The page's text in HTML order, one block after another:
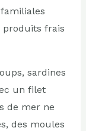
produits frais
sardines
un filet
de mer ne
des moules